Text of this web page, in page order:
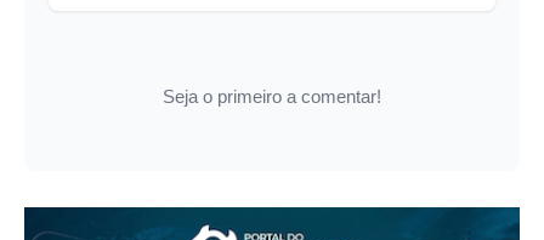
Seja o primeiro a comentar!